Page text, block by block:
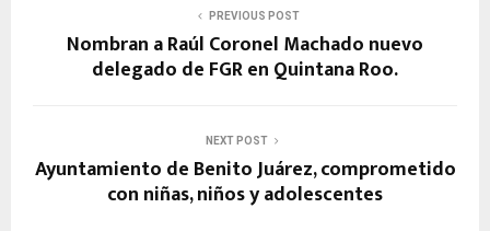
PREVIOUS POST
Nombran a Raúl Coronel Machado nuevo
delegado de FGR en Quintana Roo.
NEXT POST
Ayuntamiento de Benito Juárez, comprometido
con niñas, niños y adolescentes